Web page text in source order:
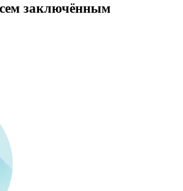
заключённым